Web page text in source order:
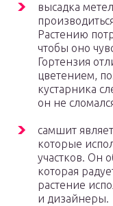
высадка
Растению
чтобы оно
Гортензия
цветением,
кустарника
он не
самшит
которые
участков. Он
которая
растение
и дизайнеры.